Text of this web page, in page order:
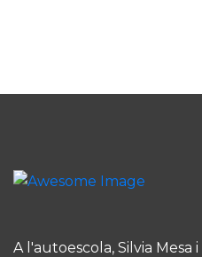
A l'autoescola, Silvia Mesa